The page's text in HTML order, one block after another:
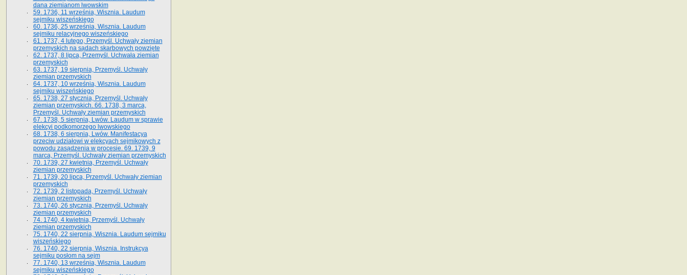
dana ziemianom lwowskim
59. 1736, 11 września, Wisznia. Laudum
sejmiku wiszeńskiego
60. 1736, 25 września, Wisznia. Laudum
sejmiku relacyjnego wiszeńskiego
61. 1737, 4 lutego, Przemyśl. Uchwały ziemian
przemyskich na sądach skarbowych powzięte
62. 1737, 8 lipca, Przemyśl. Uchwała ziemian
przemyskich
63. 1737, 19 sierpnia, Przemyśl. Uchwały
ziemian przemyskich
64. 1737, 10 września, Wisznia. Laudum
sejmiku wiszeńskiego
65. 1738, 27 stycznia, Przemyśl. Uchwały
ziemian przemyskich­­. 66. 1738, 3 marca,
Przemyśl. Uchwały ziemian przemyskich­
67. 1738, 5 sierpnia, Lwów. Laudum w sprawie
elekcyi podkomorzego lwowskiego
68. 1738, 6 sierpnia, Lwów. Manifestacya
przeciw udziałowi w elekcyach sejmikowych z
powodu zasądzenia w procesie. 69. 1739, 9
marca, Przemyśl. Uchwały ziemian przemyskich
70. 1739, 27 kwietnia, Przemyśl. Uchwały
ziemian przemyskich
71. 1739, 20 lipca, Przemyśl. Uchwały ziemian
przemyskich
72. 1739, 2 listopada, Przemyśl. Uchwały
ziemian przemyskich
73. 1740, 26 stycznia, Przemyśl. Uchwały
ziemian przemyskich
74. 1740, 4 kwietnia, Przemyśl. Uchwały
ziemian przemyskich
75. 1740, 22 sierpnia, Wisznia. Laudum sejmiku
wiszeńskiego
76. 1740, 22 sierpnia, Wisznia. Instrukcya
sejmiku posłom na sejm
77. 1740, 13 września, Wisznia. Laudum
sejmiku wiszeńskiego